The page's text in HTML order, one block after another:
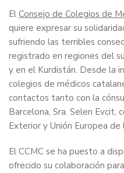
El Consejo de Colegios de
quiere expresar su
sufriendo las terribles
registrado en regiones del
y en el Kurdistán. Desde la
colegios de médicos
contactos tanto con la
Barcelona, Sra. Selen Evcit,
Exterior y Unión Europea
El CCMC se ha puesto a
ofrecido su colaboración